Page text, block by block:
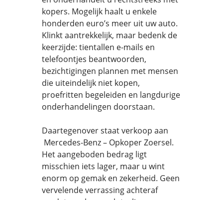
kopers. Mogelijk haalt u enkele
honderden euro’s meer uit uw auto.
Klinkt aantrekkelijk, maar bedenk de
keerzijde: tientallen e-mails en
telefoontjes beantwoorden,
bezichtigingen plannen met mensen
die uiteindelijk niet kopen,
proefritten begeleiden en langdurige
onderhandelingen doorstaan.
Daartegenover staat verkoop aan
Mercedes-Benz – Opkoper Zoersel.
Het aangeboden bedrag ligt
misschien iets lager, maar u wint
enorm op gemak en zekerheid. Geen
vervelende verrassing achteraf